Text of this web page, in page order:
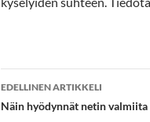
Artikkelien
selaus
EDELLINEN ARTIKKELI
Näin hyödynnät netin